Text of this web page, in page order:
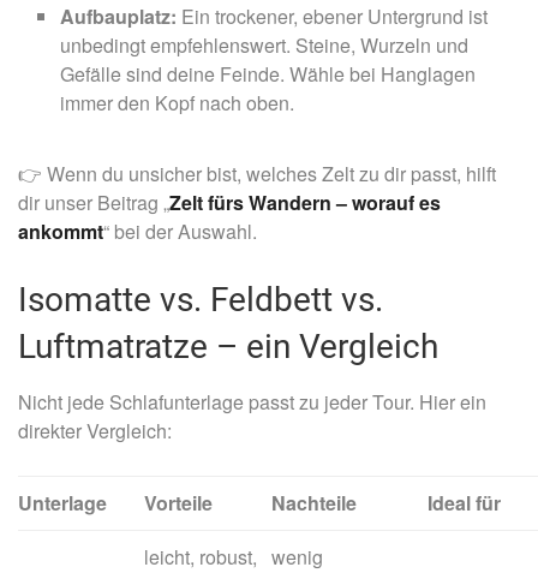
Aufbauplatz: Ein trockener, ebener Untergrund ist
unbedingt empfehlenswert. Steine, Wurzeln und
Gefälle sind deine Feinde. Wähle bei Hanglagen
immer den Kopf nach oben.
👉 Wenn du unsicher bist, welches Zelt zu dir passt, hilft
dir unser Beitrag „Zelt fürs Wandern – worauf es
ankommt“ bei der Auswahl.
Isomatte vs. Feldbett vs.
Luftmatratze – ein Vergleich
Nicht jede Schlafunterlage passt zu jeder Tour. Hier ein
direkter Vergleich:
Unterlage Vorteile Nachteile Ideal für
leicht, robust, wenig